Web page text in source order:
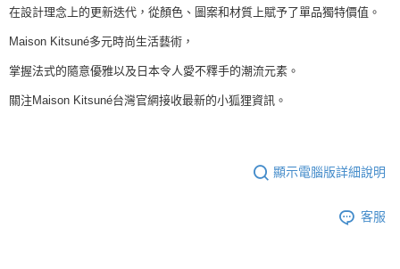
在設計理念上的更新迭代，從顏色、圖案和材質上賦予了單品獨特價值。
Maison Kitsuné多元時尚生活藝術，
掌握法式的隨意優雅以及日本令人愛不釋手的潮流元素。
關注Maison Kitsuné台灣官網接收最新的小狐狸資訊。
顯示電腦版詳細說明
客服